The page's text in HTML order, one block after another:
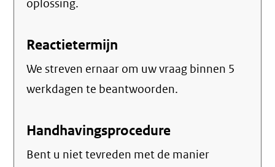
oplossing.
Reactietermijn
We streven ernaar om uw vraag binnen 5
werkdagen te beantwoorden.
Handhavingsprocedure
Bent u niet tevreden met de manier